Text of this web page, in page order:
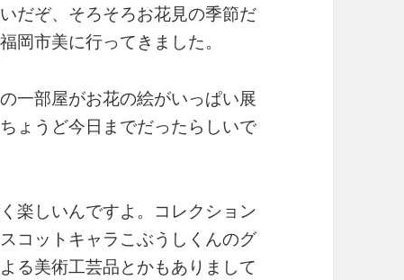
だぞ、そろそろお花見の季節だ
岡市美に行ってきました。
一部屋がお花の絵がいっぱい展
ょうど今日までだったらしいで
楽しいんですよ。コレクション
コットキャラこぶうしくんのグ
る美術工芸品とかもありまして